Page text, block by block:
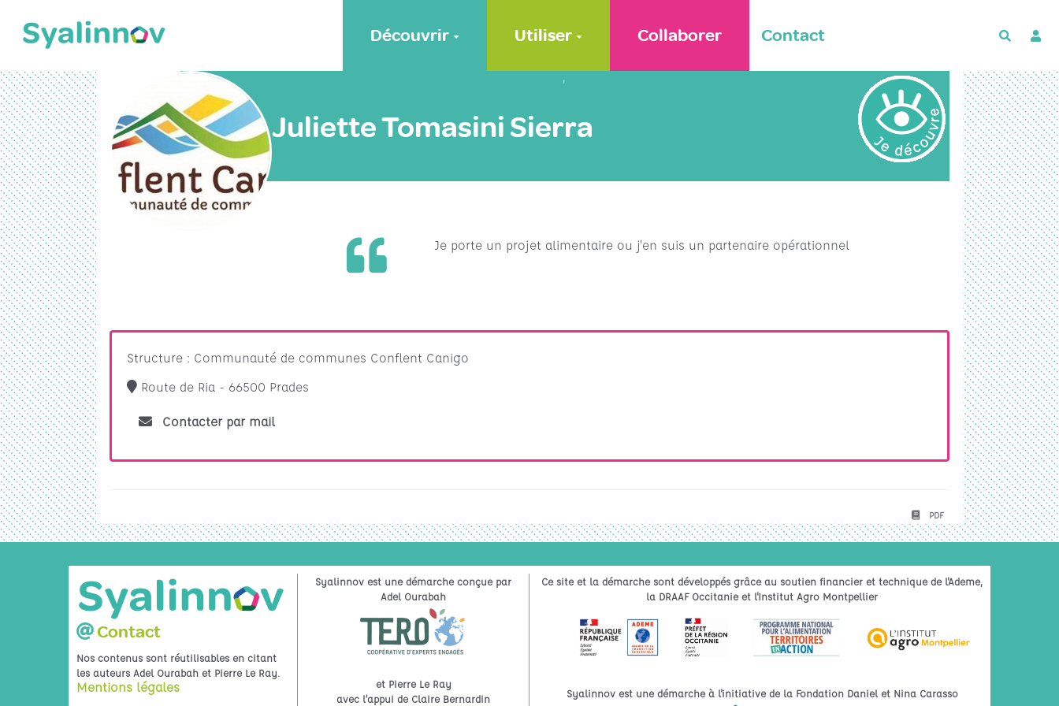
Découvrir Utiliser Collaborer Contact
'
Juliette Tomasini Sierra
Je porte un projet alimentaire ou j'en suis un partenaire opérationnel
Structure : Communauté de communes Conflent Canigo
Route de Ria - 66500 Prades
Contacter par mail
PDF
Contact
Nos contenus sont réutilisables en citant
les auteurs Adel Ourabah et Pierre Le Ray.
Mentions légales
Syalinnov est une démarche conçue par
Adel Ourabah
et Pierre Le Ray
avec l’appui de Claire Bernardin
Ce site et la démarche sont développés grâce au soutien financier et technique de l'Ademe,
la DRAAF Occitanie et l'Institut Agro Montpellier
Syalinnov est une démarche à l'initiative de la Fondation Daniel et Nina Carasso